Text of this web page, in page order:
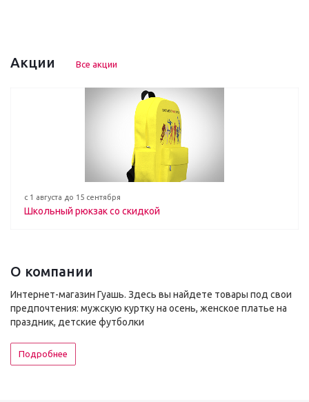
Акции Все акции
с 1 августа до 15 сентября
Школьный рюкзак со скидкой
О компании
Интернет-магазин Гуашь. Здесь вы найдете товары под свои
предпочтения: мужскую куртку на осень, женское платье на
праздник, детские футболки
Подробнее